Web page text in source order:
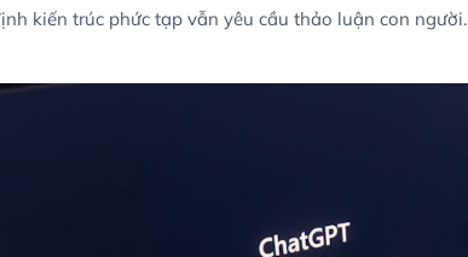
kiến trúc phức tạp vẫn yêu cầu thảo luận con người.